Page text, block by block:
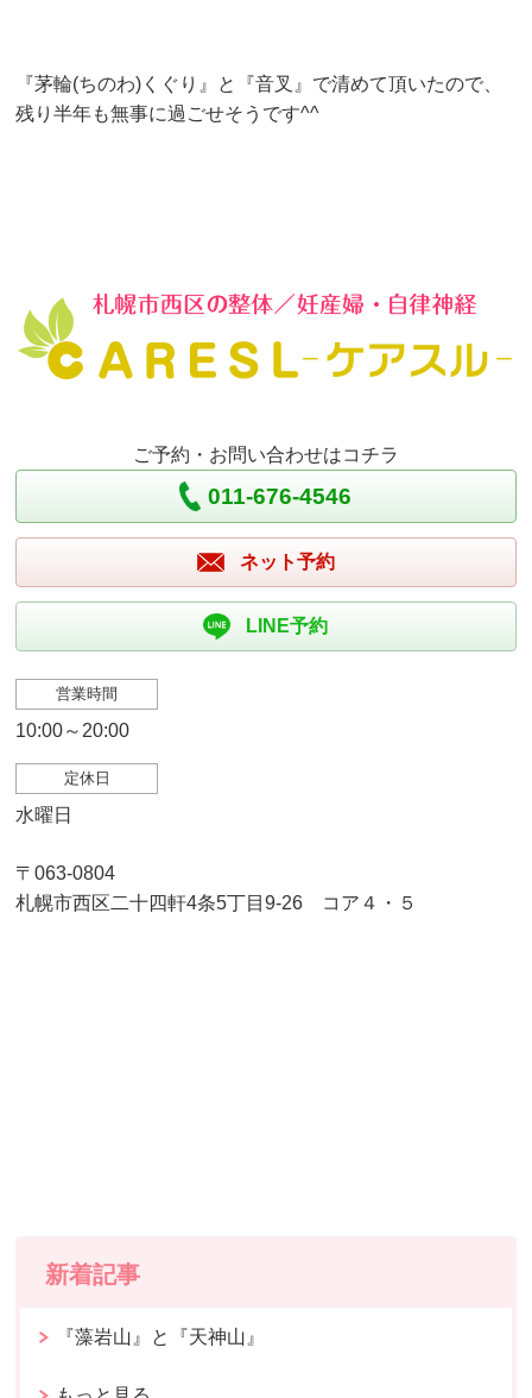
『茅輪(ちのわ)くぐり』と『音叉』で清めて頂いたので、
残り半年も無事に過ごせそうです^^
ご予約・お問い合わせはコチラ
011-676-4546
ネット予約
LINE予約
営業時間
10:00～20:00
定休日
水曜日
〒063-0804
札幌市西区二十四軒4条5丁目9-26 コア４・５
新着記事
『藻岩山』と『天神山』